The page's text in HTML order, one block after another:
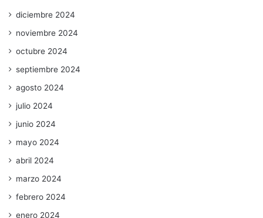
diciembre 2024
noviembre 2024
octubre 2024
septiembre 2024
agosto 2024
julio 2024
junio 2024
mayo 2024
abril 2024
marzo 2024
febrero 2024
enero 2024